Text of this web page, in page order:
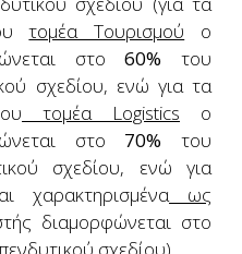
τομέα Τουρισμού ο
στο60% του
σχεδίου, ενώ για τα
τομέα Logistics ο
στο 70% του
σχεδίου, ενώ για
χαρακτηρισμέναως
διαμορφώνεται στο